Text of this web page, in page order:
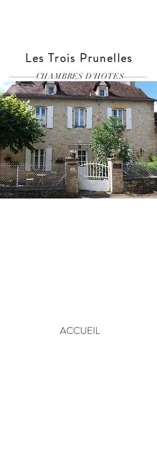
Les Trois Prunelles
CHAMBRES D'HOTES
ACCUEIL